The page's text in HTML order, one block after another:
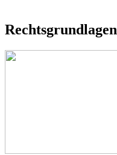
Rechtsgrundlagen